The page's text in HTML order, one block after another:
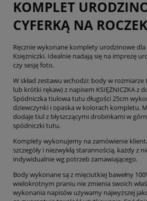
KOMPLET
CYFERKĄ NA ROCZEK
Ręcznie wykonane komplety urodzinowe dla
Księżniczki. Idealnie nadają się na imprezę
czy sesję foto.
W skład zestawu wchodzi: body w rozmiarze
lub krótki rękaw) z napisem KSIĘŻNICZKA z
Spódniczka tiulowa tutu długości 25cm
dziewczynki i opaska w kolorach kompletu.
dodaje tiul z błyszczącymi drobinkami w
spódniczki tutu.
Komplety wykonujemy na zamówienie
szczegóły i niezwykłą starannością, każdy z
indywidualnie wg potrzeb zamawiającego.
Body wykonane są z mięciutkiej bawełny
wielokrotnym praniu nie zmienia swoich
wykonania napisów używamy najwyższej